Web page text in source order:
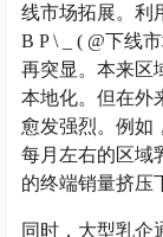
线市场拓展。利
B P \ _ ( @下线
再突显。本来区
本地化。但在外
愈发强烈。例如
每月左右的区域
的终端销量挤压
同时，大型乳企